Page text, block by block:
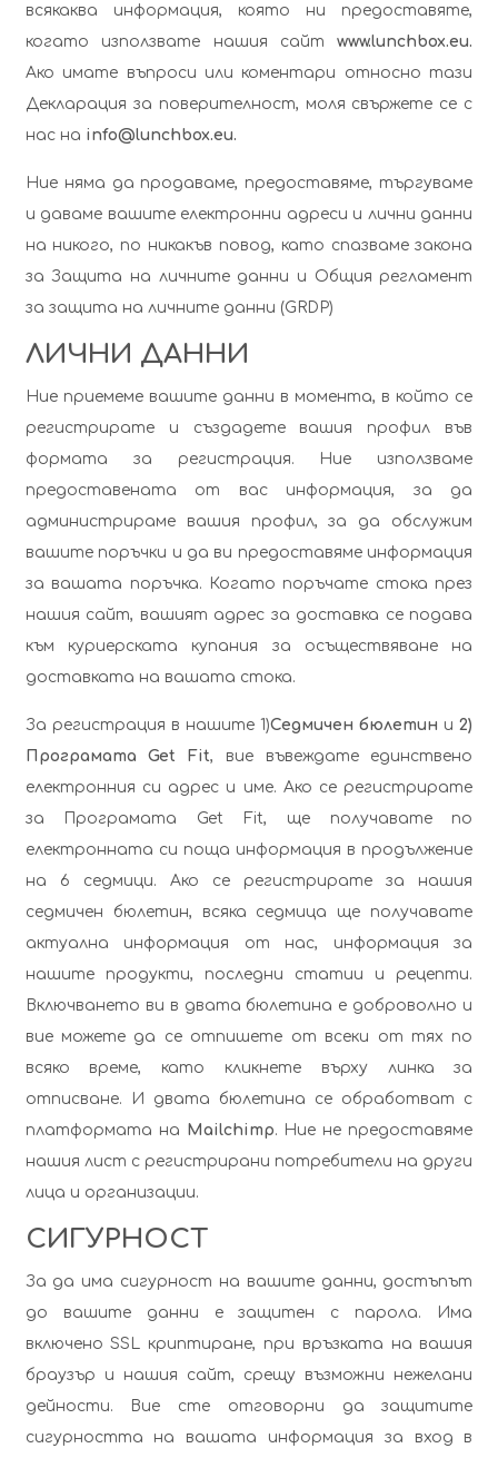
всякаква информация, която ни предоставяте,
когато използвате нашия сайтwww.lunchbox.eu.
Ако имате въпроси или коментари относно тази
Декларация за поверителност, моля свържете се с
нас на info@lunchbox.eu.
Ние няма да продаваме, предоставяме, търгуваме
и даваме вашите електронни адреси и лични данни
на никого, по никакъв повод, като спазваме закона
за Защита на личните данни и Общия регламент
за защита на личните данни (GRDP)
ЛИЧНИ ДАННИ
Ние приемеме вашите данни в момента, в който се
регистрирате и създадете вашия профил във
формата за регистрация. Ние използваме
предоставената от вас информация, за да
администрираме вашия профил, за да обслужим
вашите поръчки и да ви предоставяме информация
за вашата поръчка. Когато поръчате стока през
нашия сайт, вашият адрес за доставка се подава
към куриерската купания за осъществяване на
доставката на вашата стока.
За регистрация в нашите1)Седмичен бюлетин и2)
Програмата Get Fit, вие въвеждате единствено
електронния си адрес и име. Ако се регистрирате
за Програмата Get Fit, ще получавате по
електронната си поща информация в продължение
на 6 седмици. Ако се регистрирате за нашия
седмичен бюлетин, всяка седмица ще получавате
актуална информация от нас, информация за
нашите продукти, последни статии и рецепти.
Включването ви в двата бюлетина е доброволно и
вие можете да се отпишете от всеки от тях по
всяко време, като кликнете върху линка за
отписване. И двата бюлетина се обработват с
платформата на
Mailchimp. Ние не предоставяме
нашия лист с регистрирани потребители на други
лица и организации.
СИГУРНОСТ
За да има сигурност на вашите данни, достъпът
до вашите данни е защитен с парола. Има
включено SSL криптиране, при връзката на вашия
браузър и нашия сайт, срещу възможни нежелани
дейности. Вие сте отговорни да защитите
сигурността на вашата информация за вход в